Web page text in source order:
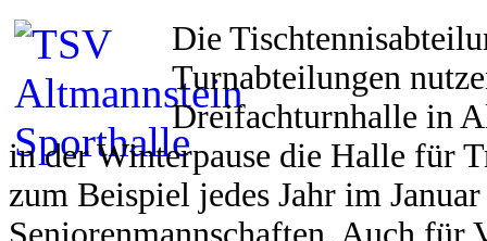
Die
Turnabteilungen
Dreifachturnhalle in
in der Winterpause die Halle für
zum Beispiel jedes Jahr im